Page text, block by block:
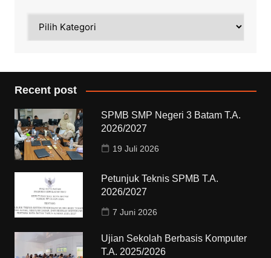
Recent post
SPMB SMP Negeri 3 Batam T.A.
2026/2027
19 Juli 2026
Petunjuk Teknis SPMB T.A.
2026/2027
7 Juni 2026
Ujian Sekolah Berbasis Komputer
T.A. 2025/2026